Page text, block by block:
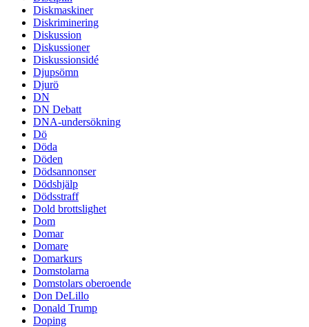
Diskmaskiner
Diskriminering
Diskussion
Diskussioner
Diskussionsidé
Djupsömn
Djurö
DN
DN Debatt
DNA-undersökning
Dö
Döda
Döden
Dödsannonser
Dödshjälp
Dödsstraff
Dold brottslighet
Dom
Domar
Domare
Domarkurs
Domstolarna
Domstolars oberoende
Don DeLillo
Donald Trump
Doping